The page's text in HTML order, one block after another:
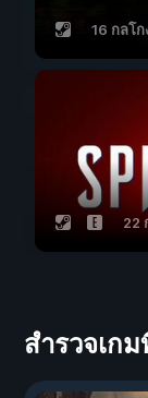
16 กลโก
22
สำรวจเก